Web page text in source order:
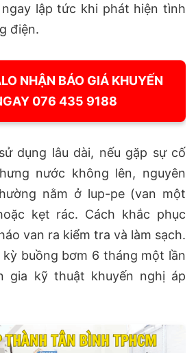
lập tức khi phát hiện tình
điện.
NHẬN BÁO GIÁ KHUYẾN
076 435 9188
dụng lâu dài, nếu gặp sự cố
nước không lên, nguyên
nằm ở lup-pe (van một
kẹt rác. Cách khắc phục
van ra kiểm tra và làm sạch.
buồng bơm 6 tháng một lần
gia kỹ thuật khuyến nghị áp